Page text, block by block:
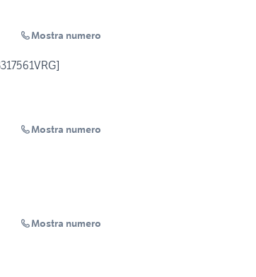
Mostra numero
Mostra numero
Mostra numero